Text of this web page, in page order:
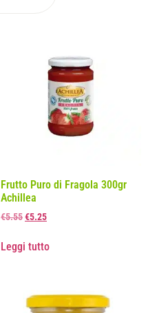
Frutto Puro di Fragola 300gr
Achillea
€5.55€5.25
Leggi tutto